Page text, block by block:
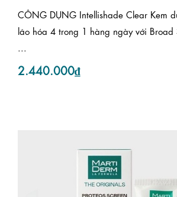
CÔNG DỤNG Intellishade Clear Kem
lão hóa 4 trong 1 hàng ngày với Broad
2.440.000₫